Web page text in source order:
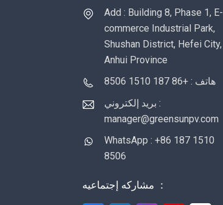
Add : Building 8, Phase 1, E-
commerce Industrial Park,
Shushan District, Hefei City,
Anhui Province
هاتف : +86 187 1510 8506
بريد إلكتروني :
manager@greensunpv.com
WhatsApp : +86 187 1510
8506
مشاركه إجتماعيه ：